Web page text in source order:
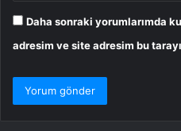
Daha sonraki yorumlarımda
adresim ve site adresim bu